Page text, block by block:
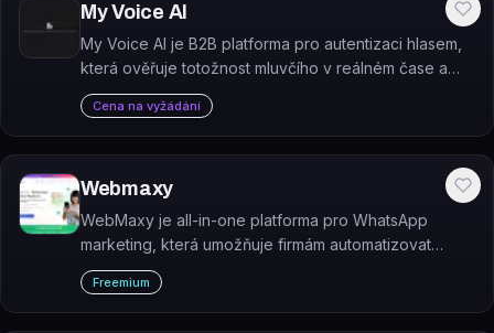
My Voice AI
My Voice AI je B2B platforma pro autentizaci hlasem,
která ověřuje totožnost mluvčího v reálném čase a
chrání před deepfake hlasovými útoky.
Cena na vyžádání
Webmaxy
WebMaxy je all-in-one platforma pro WhatsApp
marketing, která umožňuje firmám automatizovat
komunikaci se zákazníky, rozesílat hromadné zprávy
a prodávat přes WhatsApp.
Freemium